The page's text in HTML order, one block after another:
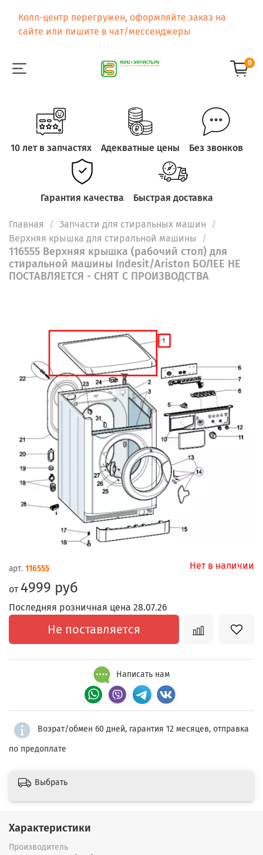
Колл-центр перегружен, оформляйте заказ на
сайте или пишите в чат/мессенджеры
0
10 лет в запчастях Адекватные цены Без звонков
Гарантия качества Быстрая доставка
Главная
Запчасти для стиральных машин
Верхняя крышка для стиральной машины
116555 Верхняя крышка (рабочий стол) для
стиральной машины Indesit/Ariston БОЛЕЕ НЕ
ПОСТАВЛЯЕТСЯ - СНЯТ С ПРОИЗВОДСТВА
арт. 116555 Нет в наличии
от 4999 руб
Последняя розничная цена 28.07.26
Не поставляется
Написать нам
Возрат/обмен 60 дней, гарантия 12 месяцев, отправка
по предоплате
Выбрать
Характеристики
Производитель